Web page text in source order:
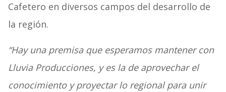
Cafetero en diversos campos del desarrollo de
la región.
“Hay una premisa que esperamos mantener con
Lluvia Producciones, y es la de aprovechar el
conocimiento y proyectar lo regional para unir